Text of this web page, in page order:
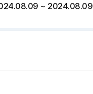
~ 2024.08.09